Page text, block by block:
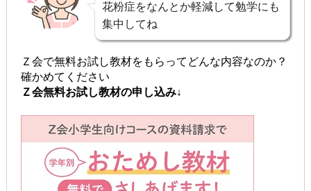
花粉症をなんとか軽減して勉学にも
集中してね
Ｚ会で無料お試し教材をもらってどんな内容なのか？
確かめてください
Ｚ会無料お試し教材の申し込み↓